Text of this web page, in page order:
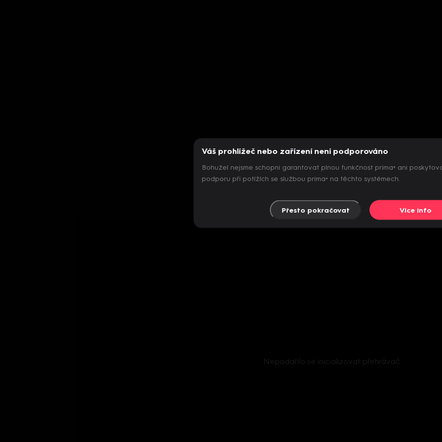
Nepodařilo se inicializovat přehrávač
Váš prohlížeč nebo zařízení není podporováno
Bohužel nejsme schopni garantovat plnou funkčnost prima+ ani
podporu při potížích se službou prima+ na těchto systémech.
Přesto pokračovat Více info